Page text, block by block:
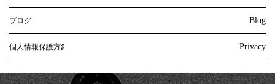
ブログ Blog
個人情報保護方針 Privacy